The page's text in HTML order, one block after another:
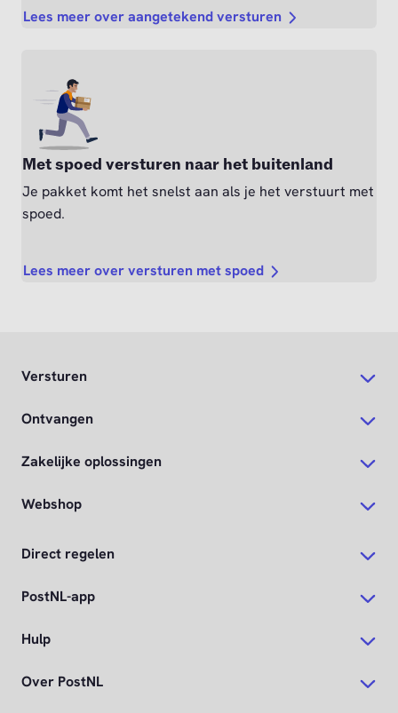
Lees meer over aangetekend versturen
Met spoed versturen naar het buitenland
Je pakket komt het snelst aan als je het verstuurt met
spoed.
Lees meer over versturen met spoed
Versturen
Ontvangen
Zakelijke oplossingen
Webshop
Direct regelen
PostNL-app
Hulp
Over PostNL